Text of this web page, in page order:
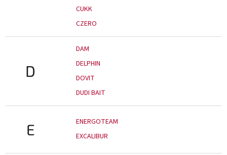
CUKK
CZERO
D
DAM
DELPHIN
DOVIT
DUDI BAIT
E
ENERGOTEAM
EXCALIBUR